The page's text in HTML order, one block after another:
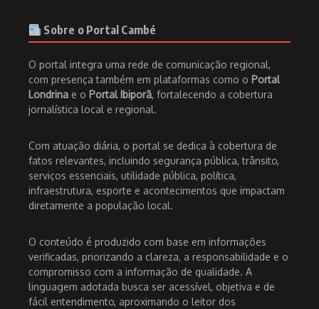
Sobre o Portal Cambé
O portal integra uma rede de comunicação regional,
com presença também em plataformas como o Portal
Londrina e o Portal Ibiporã, fortalecendo a cobertura
jornalística local e regional.
Com atuação diária, o portal se dedica à cobertura de
fatos relevantes, incluindo segurança pública, trânsito,
serviços essenciais, utilidade pública, política,
infraestrutura, esporte e acontecimentos que impactam
diretamente a população local.
O conteúdo é produzido com base em informações
verificadas, priorizando a clareza, a responsabilidade e o
compromisso com a informação de qualidade. A
linguagem adotada busca ser acessível, objetiva e de
fácil entendimento, aproximando o leitor dos